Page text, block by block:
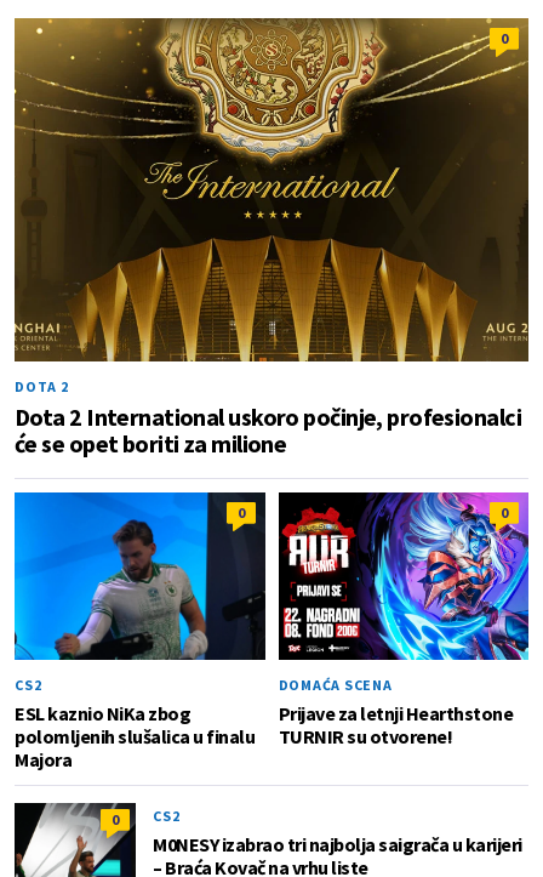
0
DOTA 2
Dota 2 International uskoro počinje, profesionalci
će se opet boriti za milione
0
CS2
ESL kaznio NiKa zbog
polomljenih slušalica u finalu
Majora
0
DOMAĆA SCENA
Prijave za letnji Hearthstone
TURNIR su otvorene!
0 CS2
M0NESY izabrao tri najbolja saigrača u karijeri
– Braća Kovač na vrhu liste